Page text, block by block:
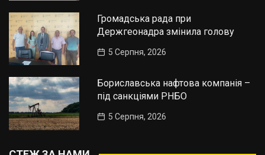
Громадська рада при
Держгеонадра змінила голову
5 Серпня, 2026
Бориславська нафтова компанія –
під санкціями РНБО
5 Серпня, 2026